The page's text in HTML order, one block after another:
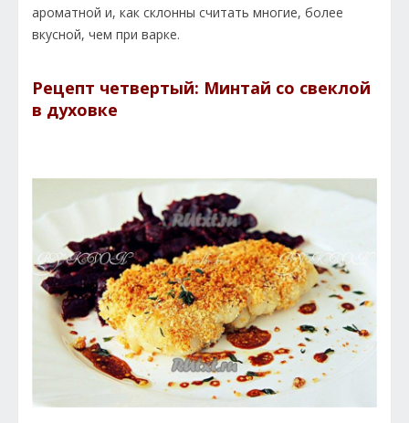
ароматной и, как склонны считать многие, более
вкусной, чем при варке.
Рецепт четвертый: Минтай со свеклой
в духовке